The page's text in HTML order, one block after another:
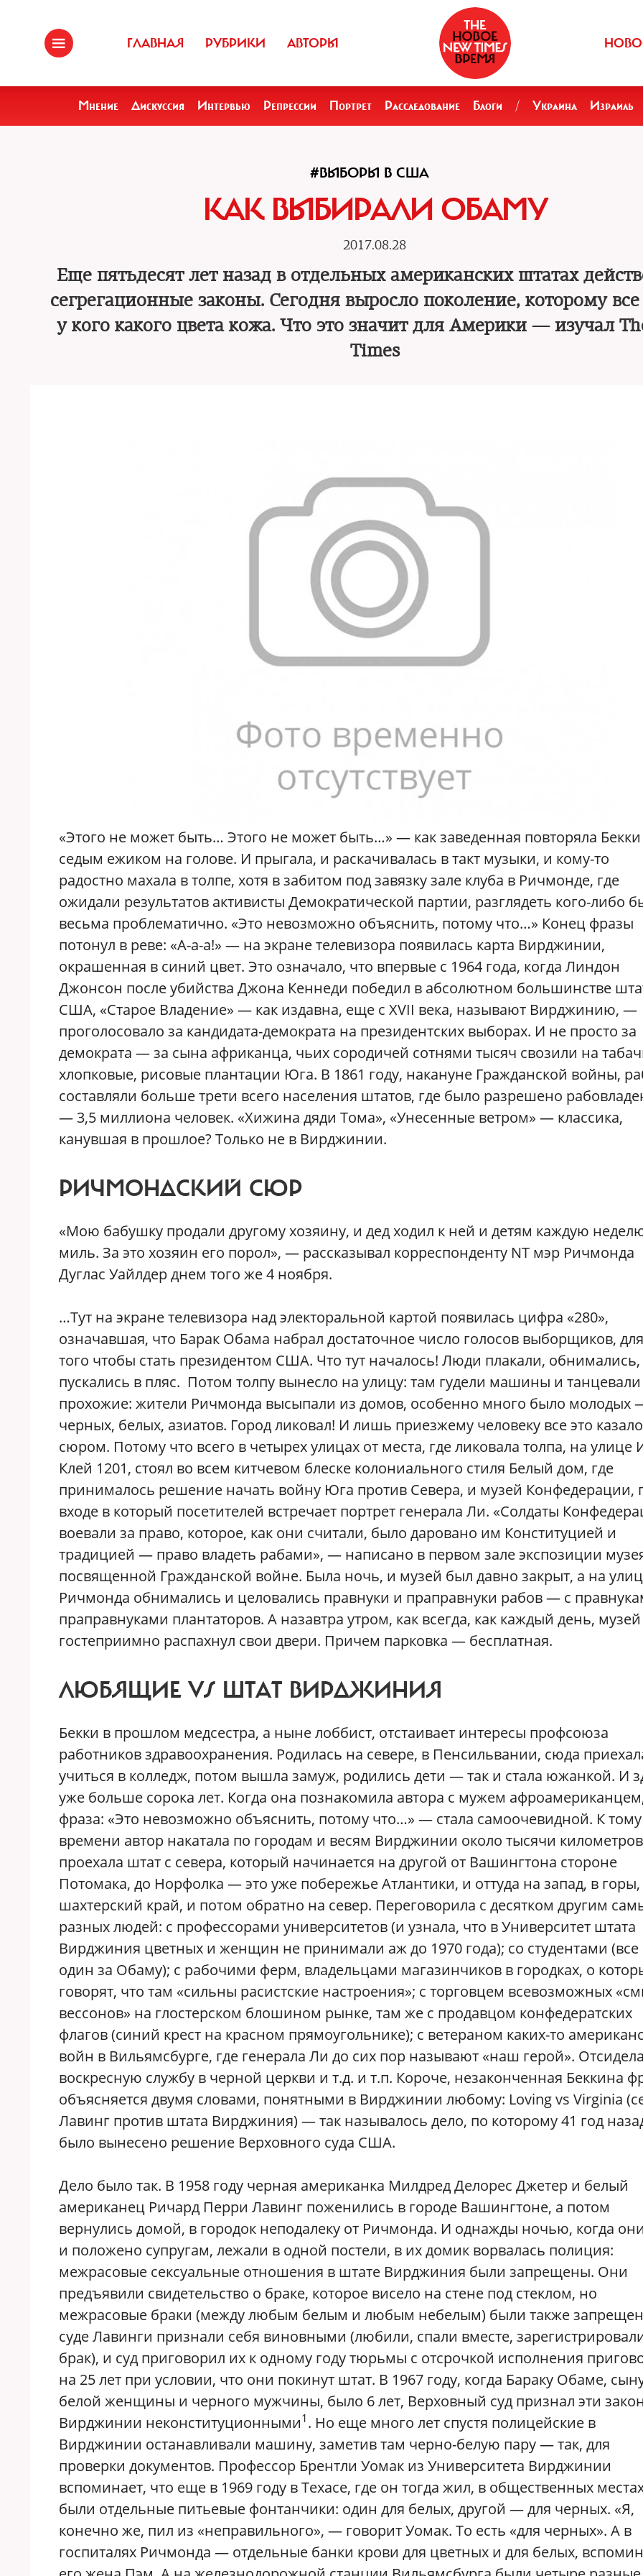
ГЛАВНАЯ РУБРИКИ АВТОРЫ
Мнение Дискуссия Интервью Репрессии Портрет Расследование Блоги / Украина Израиль
#ВЫБОРЫ В США
КАК ВЫБИРАЛИ ОБАМУ
2017.08.28
Еще пятьдесят лет назад в отдельных американских штатах
сегрегационные законы. Сегодня выросло поколение, которому
у кого какого цвета кожа. Что это значит для Америки — изучал
Times
«Этого не может быть… Этого не может быть…» — как заведенная повторяла Бекки
седым ежиком на голове. И прыгала, и раскачивалась в такт музыки, и кому-то
радостно махала в толпе, хотя в забитом под завязку зале клуба в Ричмонде, где
ожидали результатов активисты Демократической партии, разглядеть кого-либо
весьма проблематично. «Это невозможно объяснить, потому что…» Конец фразы
потонул в реве: «А-а-а!» — на экране телевизора появилась карта Вирджинии,
окрашенная в синий цвет. Это означало, что впервые с 1964 года, когда Линдон
Джонсон после убийства Джона Кеннеди победил в абсолютном большинстве
США, «Старое Владение» — как издавна, еще с XVII века, называют Вирджинию, —
проголосовало за кандидата-демократа на президентских выборах. И не просто за
демократа — за сына африканца, чьих сородичей сотнями тысяч свозили на
хлопковые, рисовые плантации Юга. В 1861 году, накануне Гражданской войны,
составляли больше трети всего населения штатов, где было разрешено
— 3,5 миллиона человек. «Хижина дяди Тома», «Унесенные ветром» — классика,
канувшая в прошлое? Только не в Вирджинии.
РИЧМОНДСКИЙ СЮР
«Мою бабушку продали другому хозяину, и дед ходил к ней и детям каждую
миль. За это хозяин его порол», — рассказывал корреспонденту NT мэр Ричмонда
Дуглас Уайлдер днем того же 4 ноября.
…Тут на экране телевизора над электоральной картой появилась цифра «280»,
означавшая, что Барак Обама набрал достаточное число голосов выборщиков, для
того чтобы стать президентом США. Что тут началось! Люди плакали, обнимались,
пускались в пляс. Потом толпу вынесло на улицу: там гудели машины и танцевали
прохожие: жители Ричмонда высыпали из домов, особенно много было молодых
черных, белых, азиатов. Город ликовал! И лишь приезжему человеку все это
сюром. Потому что всего в четырех улицах от места, где ликовала толпа, на улице
Клей 1201, стоял во всем китчевом блеске колониального стиля Белый дом, где
принималось решение начать войну Юга против Севера, и музей Конфедерации,
входе в который посетителей встречает портрет генерала Ли. «Солдаты
воевали за право, которое, как они считали, было даровано им Конституцией и
традицией — право владеть рабами», — написано в первом зале экспозиции
посвященной Гражданской войне. Была ночь, и музей был давно закрыт, а на
Ричмонда обнимались и целовались правнуки и праправнуки рабов — с
праправнуками плантаторов. А назавтра утром, как всегда, как каждый день, музей
гостеприимно распахнул свои двери. Причем парковка — бесплатная.
ЛЮБЯЩИЕ VS ШТАТ ВИРДЖИНИЯ
Бекки в прошлом медсестра, а ныне лоббист, отстаивает интересы профсоюза
работников здравоохранения. Родилась на севере, в Пенсильвании, сюда
учиться в колледж, потом вышла замуж, родились дети — так и стала южанкой. И
уже больше сорока лет. Когда она познакомила автора с мужем
фраза: «Это невозможно объяснить, потому что…» — стала самоочевидной. К тому
времени автор накатала по городам и весям Вирджинии около тысячи
проехала штат с севера, который начинается на другой от Вашингтона стороне
Потомака, до Норфолка — это уже побережье Атлантики, и оттуда на запад, в горы,
шахтерский край, и потом обратно на север. Переговорила с десятком другим
разных людей: с профессорами университетов (и узнала, что в Университет штата
Вирджиния цветных и женщин не принимали аж до 1970 года); со студентами (все
один за Обаму); с рабочими ферм, владельцами магазинчиков в городках, о
говорят, что там «сильны расистские настроения»; с торговцем всевозможных
вессонов» на глостерском блошином рынке, там же с продавцом конфедератских
флагов (синий крест на красном прямоугольнике); с ветераном каких-то
войн в Вильямсбурге, где генерала Ли до сих пор называют «наш герой». Отсидела
воскресную службу в черной церкви и т.д. и т.п. Короче, незаконченная Беккина
объясняется двумя словами, понятными в Вирджинии любому: Loving vs Virginia
Лавинг против штата Вирджиния) — так называлось дело, по которому 41 год
было вынесено решение Верховного суда США.
Дело было так. В 1958 году черная американка Милдред Делорес Джетер и белый
американец Ричард Перри Лавинг поженились в городе Вашингтоне, а потом
вернулись домой, в городок неподалеку от Ричмонда. И однажды ночью, когда
и положено супругам, лежали в одной постели, в их домик ворвалась полиция:
межрасовые сексуальные отношения в штате Вирджиния были запрещены. Они
предъявили свидетельство о браке, которое висело на стене под стеклом, но
межрасовые браки (между любым белым и любым небелым) были также
суде Лавинги признали себя виновными (любили, спали вместе,
брак), и суд приговорил их к одному году тюрьмы с отсрочкой исполнения
на 25 лет при условии, что они покинут штат. В 1967 году, когда Бараку Обаме,
белой женщины и черного мужчины, было 6 лет, Верховный суд признал эти
Вирджинии неконституционными1 . Но еще много лет спустя полицейские в
Вирджинии останавливали машину, заметив там черно-белую пару — так, для
проверки документов. Профессор Брентли Уомак из Университета Вирджинии
вспоминает, что еще в 1969 году в Техасе, где он тогда жил, в общественных
были отдельные питьевые фонтанчики: один для белых, другой — для черных. «Я,
конечно же, пил из «неправильного», — говорит Уомак. То есть «для черных». А в
госпиталях Ричмонда — отдельные банки крови для цветных и для белых,